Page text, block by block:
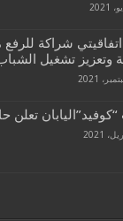
شراكة للرفع
وتعزيز تشغيل
تعلن